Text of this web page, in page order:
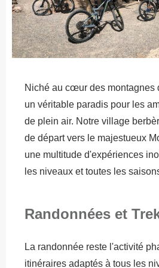
Niché au cœur des montagnes
un véritable paradis pour les
de plein air. Notre village
de départ vers le majestueux
une multitude d'expériences
les niveaux et toutes les
Randonnées et
La randonnée reste l'activité
itinéraires adaptés à tous les